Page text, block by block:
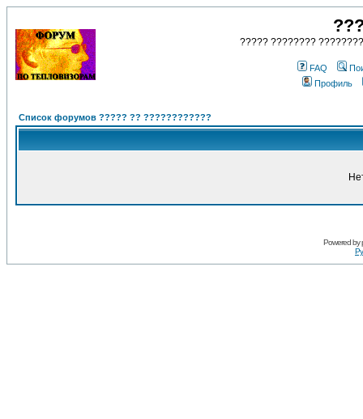
????? ????????
FAQ
Профиль
Список форумов ????? ?? ????????????
Powered by